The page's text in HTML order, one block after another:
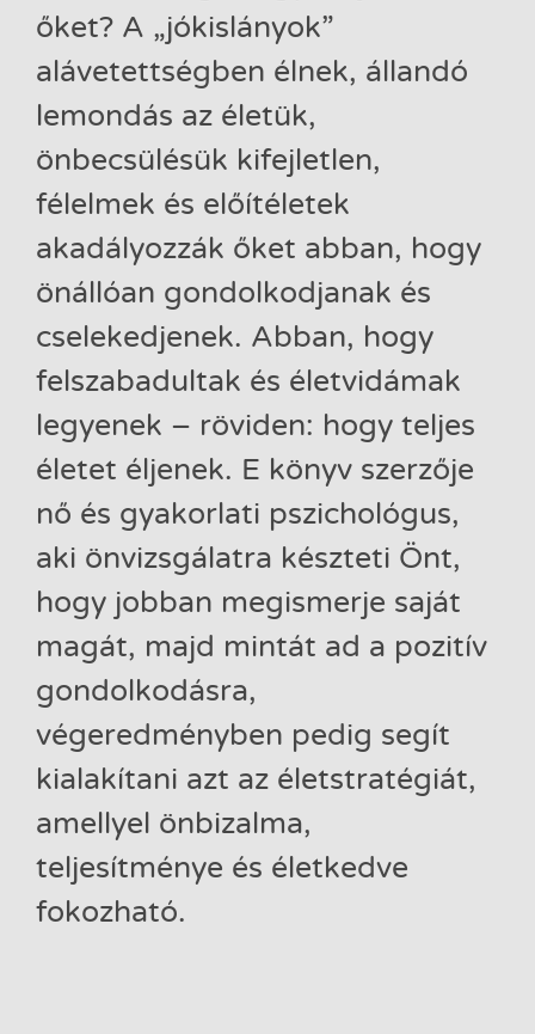
őket? A „jókislányok”
alávetettségben élnek, állandó
lemondás az életük,
önbecsülésük kifejletlen,
félelmek és előítéletek
akadályozzák őket abban, hogy
önállóan gondolkodjanak és
cselekedjenek. Abban, hogy
felszabadultak és életvidámak
legyenek – röviden: hogy teljes
életet éljenek. E könyv szerzője
nő és gyakorlati pszichológus,
aki önvizsgálatra készteti Önt,
hogy jobban megismerje saját
magát, majd mintát ad a pozitív
gondolkodásra,
végeredményben pedig segít
kialakítani azt az életstratégiát,
amellyel önbizalma,
teljesítménye és életkedve
fokozható.